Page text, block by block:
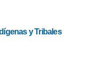
y Tribales